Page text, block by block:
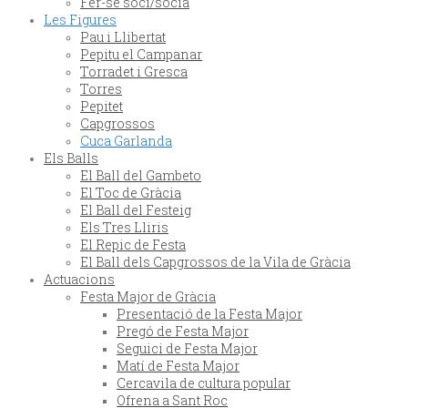
Les Figures
Pau i Llibertat
Pepitu el Campanar
Torradet i Gresca
Torres
Pepitet
Capgrossos
Cuca Garlanda
Els Balls
El Ball del Gambeto
El Toc de Gràcia
El Ball del Festeig
Els Tres Lliris
El Repic de Festa
El Ball dels Capgrossos de la Vila de Gràcia
Actuacions
Festa Major de Gràcia
Presentació de la Festa Major
Pregó de Festa Major
Seguici de Festa Major
Matí de Festa Major
Cercavila de cultura popular
Ofrena a Sant Roc